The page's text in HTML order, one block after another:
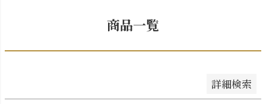
商品一覧
詳細検索
キーワードヒット順